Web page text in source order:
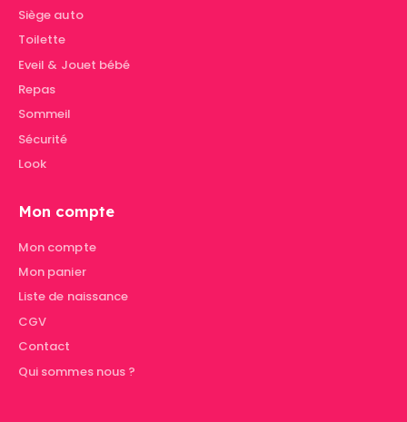
Siège auto
Toilette
Eveil & Jouet bébé
Repas
Sommeil
Sécurité
Look
Mon compte
Mon compte
Mon panier
Liste de naissance
CGV
Contact
Qui sommes nous ?